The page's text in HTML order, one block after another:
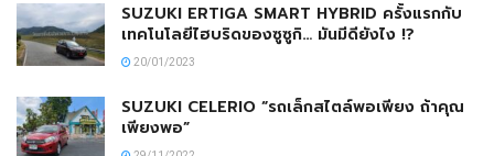
SUZUKI ERTIGA SMART HYBRID ครั้งแรกกับ
เทคโนโลยีไฮบริดของซูซูกิ… มันมีดียังไง !?
20/01/2023
SUZUKI CELERIO “รถเล็กสไตล์พอเพียง ถ้าคุณ
เพียงพอ”